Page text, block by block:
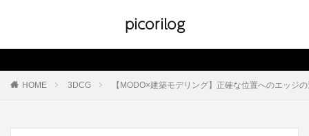
picorilog
HOME 3DCG 【MODO×建築モデリング】正確な位置へのエッジ